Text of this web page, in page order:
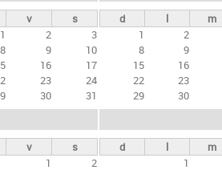
v
s
1
2
3
8 9
10
16
17
23
24
30 31
d l m
1
2
8
9
15
16
22
23
29
30
v
s
1
2
d l m
1